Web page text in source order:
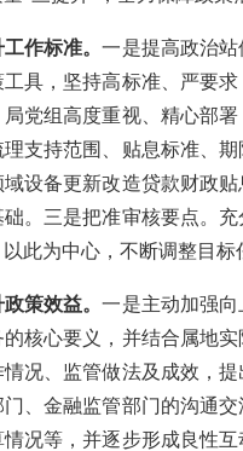
作标准。一是提高政治
具，坚持高标准、严要
党组高度重视、精心部
支持范围、贴息标准、
设备更新改造贷款财政
。三是把准审核要点。
此为中心，不断调整目
策效益。一是主动加强
核心要义，并结合属地
况、监管做法及成效，
、金融监管部门的沟通
况等，并逐步形成良性